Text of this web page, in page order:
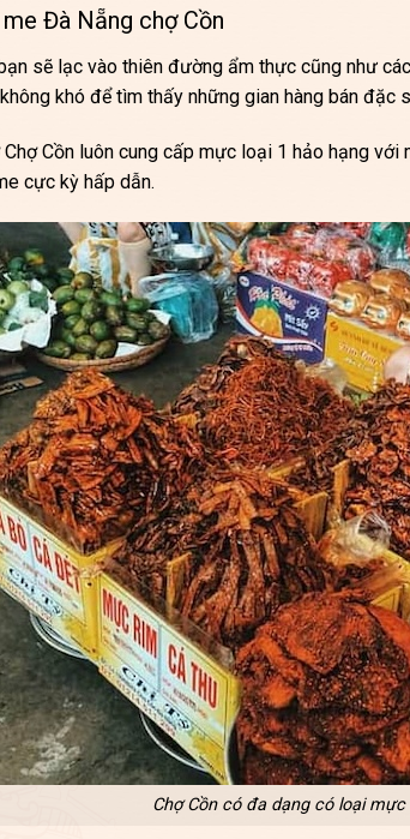
Đà Nẵng chợ Cồn
sẽ lạc vào thiên đường ẩm thực cũng như
khó để tìm thấy những gian hàng bán đặc
Chợ Cồn luôn cung cấp mực loại 1 hảo hạng với
cực kỳ hấp dẫn.
Chợ Cồn có đa dạng có loại